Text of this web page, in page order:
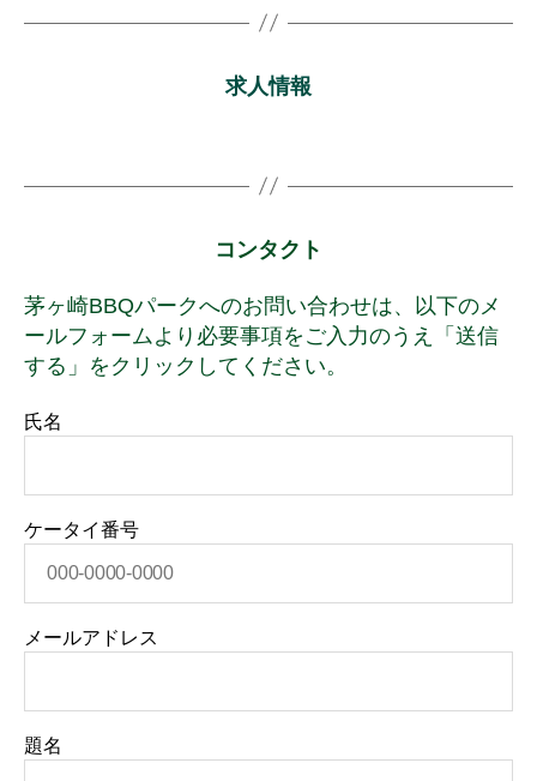
求人情報
コンタクト
茅ヶ崎BBQパークへのお問い合わせは、以下のメ
ールフォームより必要事項をご入力のうえ「送信
する」をクリックしてください。
氏名
ケータイ番号
メールアドレス
題名